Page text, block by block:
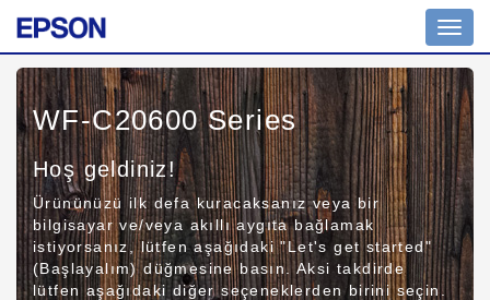
WF-C20600 Series
Hoş geldiniz!
Ürününüzü ilk defa kuracaksanız veya bir
bilgisayar ve/veya akıllı aygıta bağlamak
istiyorsanız, lütfen aşağıdaki "Let's get started"
(Başlayalım) düğmesine basın. Aksi takdirde
lütfen aşağıdaki diğer seçeneklerden birini seçin.